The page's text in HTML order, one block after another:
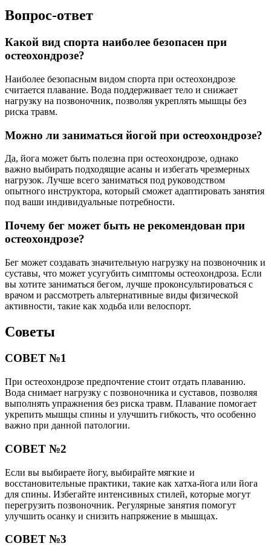
Вопрос-ответ
Какой вид спорта наиболее безопасен при
остеохондрозе?
Наиболее безопасным видом спорта при остеохондрозе
считается плавание. Вода поддерживает тело и снижает
нагрузку на позвоночник, позволяя укреплять мышцы без
риска травм.
Можно ли заниматься йогой при остеохондрозе?
Да, йога может быть полезна при остеохондрозе, однако
важно выбирать подходящие асаны и избегать чрезмерных
нагрузок. Лучше всего заниматься под руководством
опытного инструктора, который сможет адаптировать занятия
под ваши индивидуальные потребности.
Почему бег может быть не рекомендован при
остеохондрозе?
Бег может создавать значительную нагрузку на позвоночник и
суставы, что может усугубить симптомы остеохондроза. Если
вы хотите заниматься бегом, лучше проконсультироваться с
врачом и рассмотреть альтернативные виды физической
активности, такие как ходьба или велоспорт.
Советы
СОВЕТ №1
При остеохондрозе предпочтение стоит отдать плаванию.
Вода снимает нагрузку с позвоночника и суставов, позволяя
выполнять упражнения без риска травм. Плавание помогает
укрепить мышцы спины и улучшить гибкость, что особенно
важно при данной патологии.
СОВЕТ №2
Если вы выбираете йогу, выбирайте мягкие и
восстановительные практики, такие как хатха-йога или йога
для спины. Избегайте интенсивных стилей, которые могут
перегрузить позвоночник. Регулярные занятия помогут
улучшить осанку и снизить напряжение в мышцах.
СОВЕТ №3